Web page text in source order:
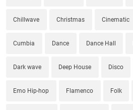
Chillwave Christmas Cinematic
Cumbia Dance Dance Hall
Dark wave Deep House Disco
Emo Hip-hop Flamenco Folk